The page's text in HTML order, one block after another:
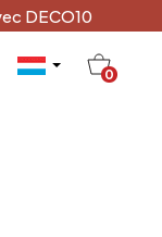
DECO10
0